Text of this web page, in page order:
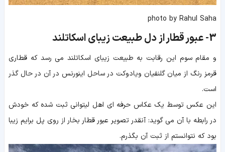
photo by Rahul Saha
3- عبور قطار از دل طبیعت زیبای اسکاتلند
و مقام سوم این رقابت به طبیعت زیبای اسکاتلند می رسد که قطاری
قرمز رنگ از میان گلنفیان ویادوکت در ساحل اینورنس در آن در حال گذر
است.
این عکس توسط یک عکاس حرفه ای اهل لیتوانی ثبت شده که خودش
در رابطه با آن می گوید: آنقدر تصویر عبور قطار بخار از روی پل برایم زیبا
بود که نتوانستم از ثبت آن بگذرم.